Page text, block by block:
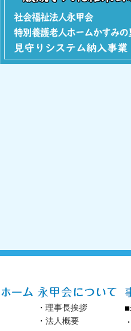
・ 理事長挨拶
・ 法人概要
■
・